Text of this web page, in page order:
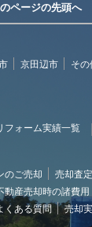
ページの先頭へ
京田辺市
そ
フォーム実績一覧
のご売却 売却査定
動産売却時の諸費用
くある質問 売却